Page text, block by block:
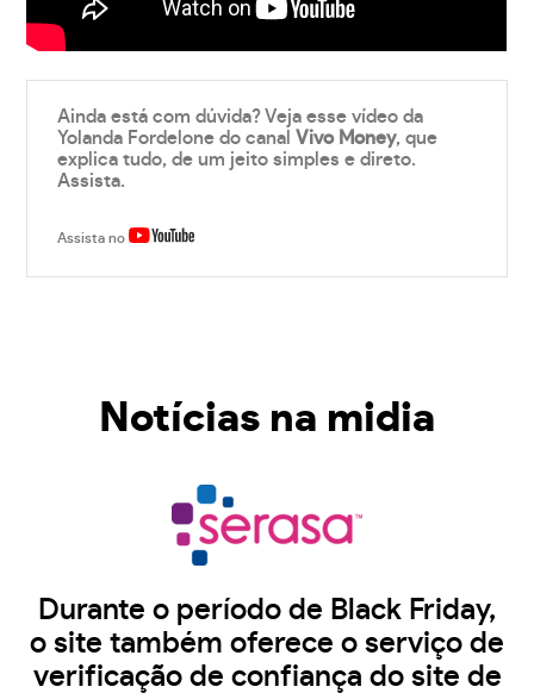
Ainda está com dúvida? Veja esse vídeo da
Yolanda Fordelone do canalVivo Money, que
explica tudo, de um jeito simples e direto.
Assista.
Assista no
Notícias na midia
Durante o período de Black Friday,
o site também oferece o serviço de
verificação de confiança do site de